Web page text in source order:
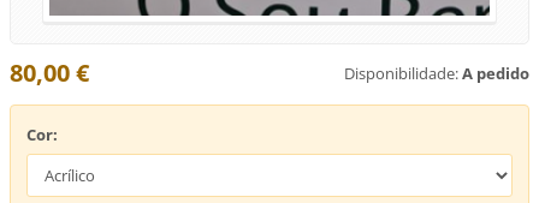
Disponibilidade:A pedido
80,00 €
Cor: